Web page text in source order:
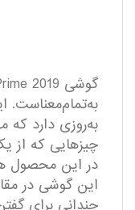
به‌تمام‌معناست.
به‌روزی دارد
چیزهایی که از
در این محصول
این گوشی در